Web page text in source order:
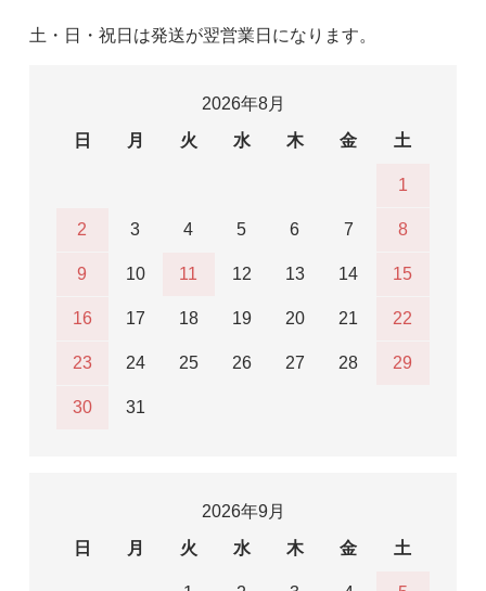
土・日・祝日は発送が翌営業日になります。
2026年8月
日
月 火 水 木 金 土
1
2 3 4 5 6 7 8
9 10 11 12 13 14 15
16 17 18 19 20 21 22
23 24 25 26 27 28 29
30 31
2026年9月
日
月 火 水 木 金 土